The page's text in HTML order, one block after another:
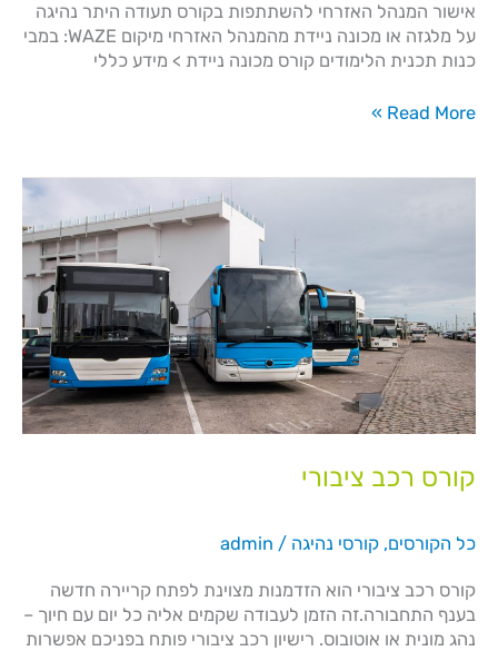
אישור המנהל האזרחי להשתתפות בקורס תעודה היתר נהיגה
על מלגזה או מכונה ניידת מהמנהל האזרחי מיקום WAZE: במבי
כנות תכנית הלימודים קורס מכונה ניידת > מידע כללי​
Read More »
קורס רכב ציבורי
כל הקורסים, קורסי נהיגה /
admin
קורס רכב ציבורי הוא הזדמנות מצוינת לפתח קריירה חדשה
בענף התחבורה.זה הזמן לעבודה שקמים אליה כל יום עם חיוך –
נהג מונית או אוטובוס. רישיון רכב ציבורי פותח בפניכם אפשרות